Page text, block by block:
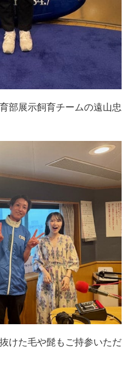
部展示飼育チームの遠山忠
けた毛や髭もご持参いただ